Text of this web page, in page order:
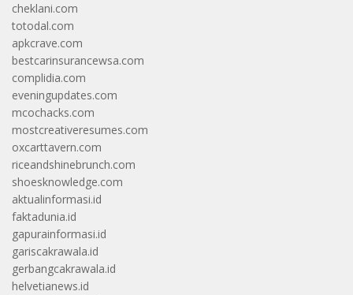
cheklani.com
totodal.com
apkcrave.com
bestcarinsurancewsa.com
complidia.com
eveningupdates.com
mcochacks.com
mostcreativeresumes.com
oxcarttavern.com
riceandshinebrunch.com
shoesknowledge.com
aktualinformasi.id
faktadunia.id
gapurainformasi.id
gariscakrawala.id
gerbangcakrawala.id
helvetianews.id